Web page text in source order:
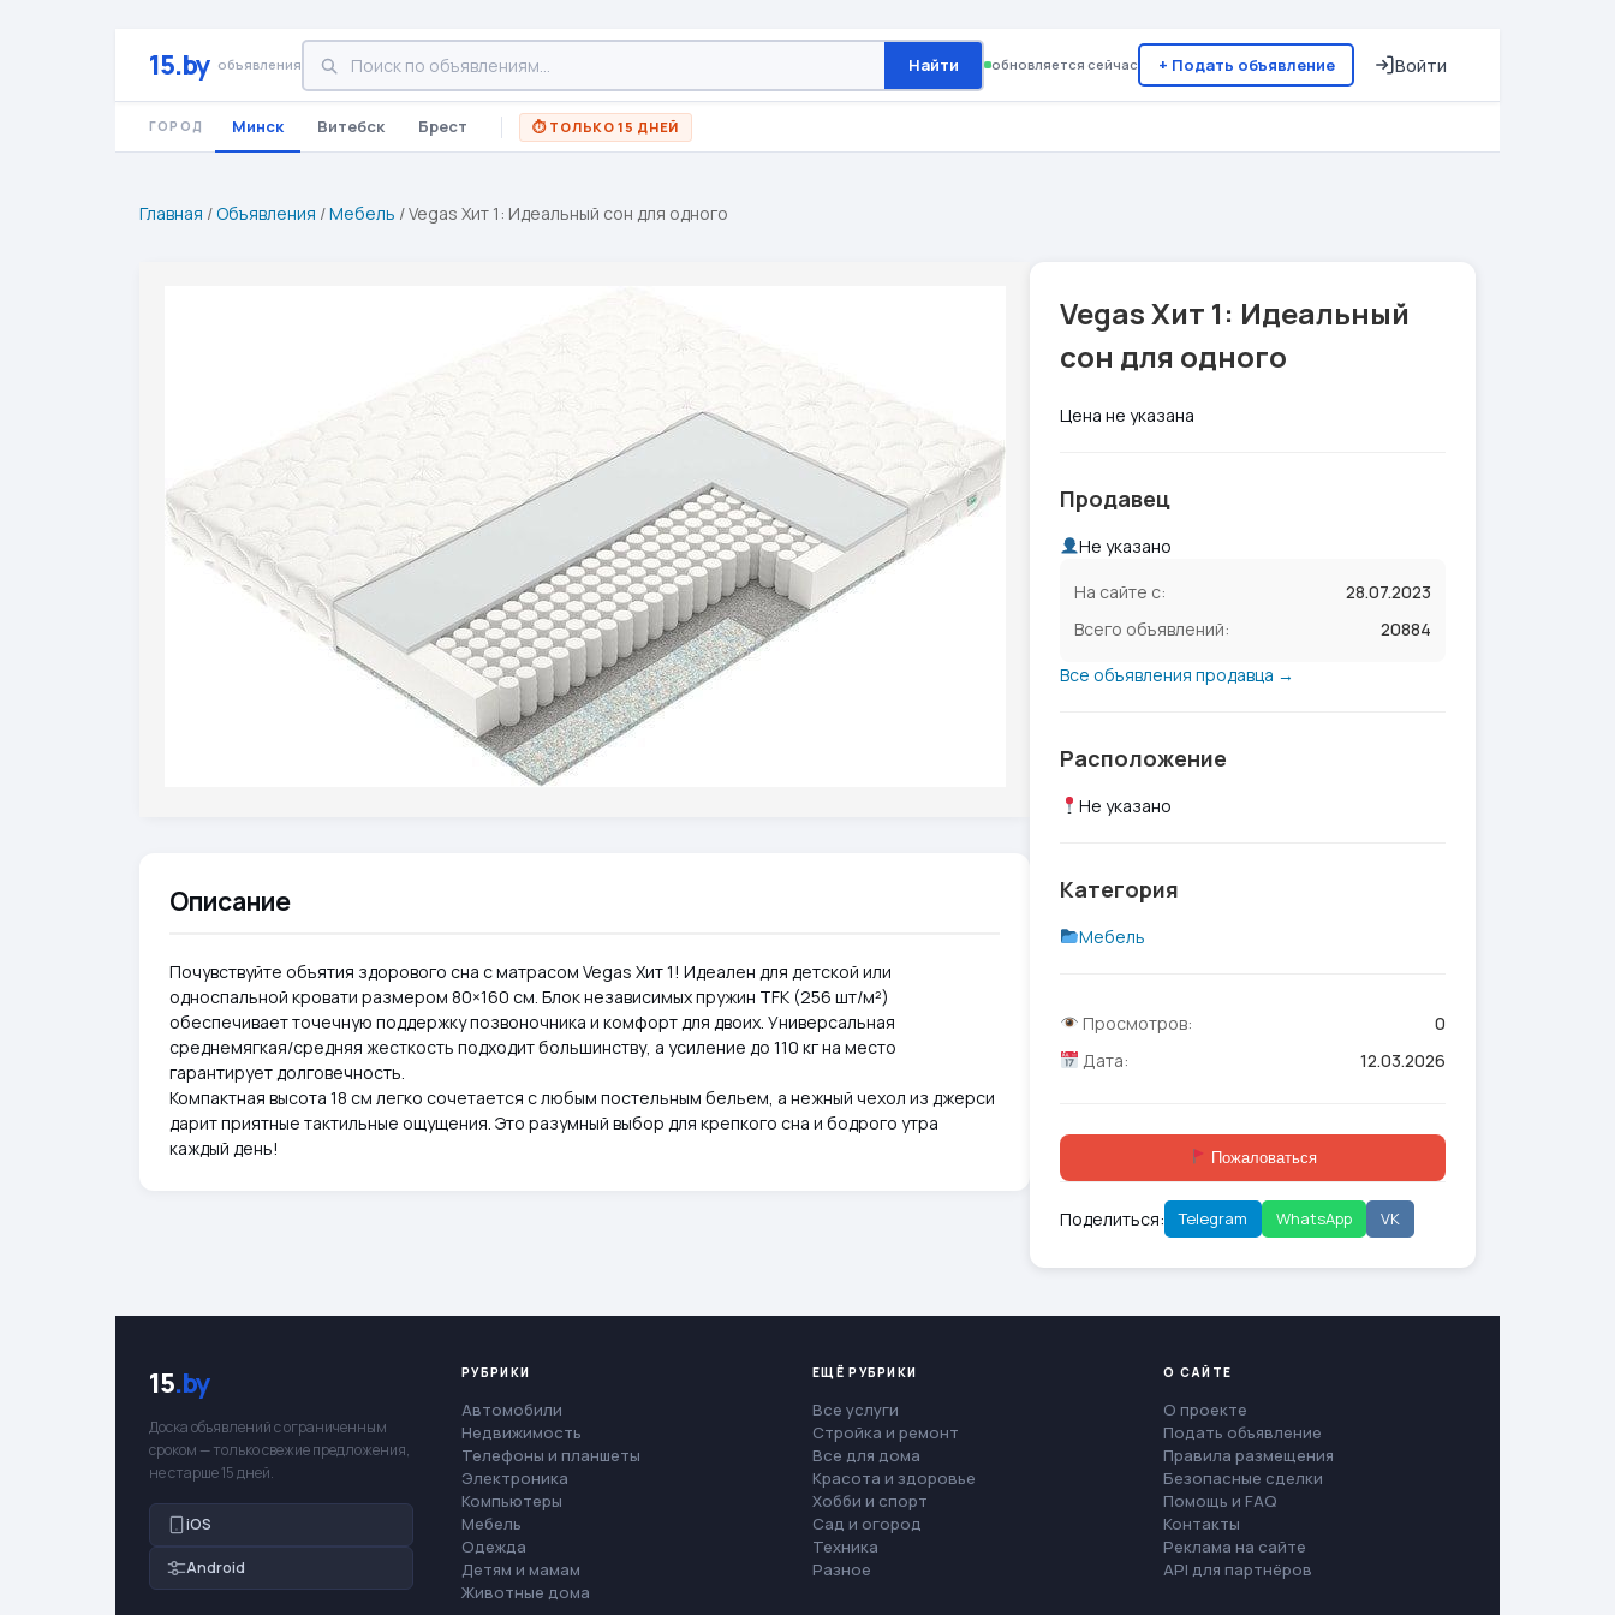
15.by объявления Найти обновляется сейчас + Подать объявление Войти
ГОРОД Минск Витебск Брест ⏱ ТОЛЬКО 15 ДНЕЙ
Главная /Объявления /Мебель /Vegas Хит 1: Идеальный сон для одного
Описание
Почувствуйте объятия здорового сна с матрасом Vegas Хит 1! Идеален для детской или
односпальной кровати размером 80×160 см. Блок независимых пружин TFK (256 шт/м²)
обеспечивает точечную поддержку позвоночника и комфорт для двоих. Универсальная
среднемягкая/средняя жесткость подходит большинству, а усиление до 110 кг на место
гарантирует долговечность.
Компактная высота 18 см легко сочетается с любым постельным бельем, а нежный чехол из джерси
дарит приятные тактильные ощущения. Это разумный выбор для крепкого сна и бодрого утра
каждый день!
Vegas Хит 1: Идеальный
сон для одного
Цена не указана
Продавец
Не указано
На сайте с:
28.07.2023
Всего объявлений:
20884
Все объявления продавца →
Расположение
Не указано
Категория
Мебель
Просмотров:
0
Дата:
12.03.2026
Пожаловаться
Поделиться: Telegram WhatsApp VK
15.by
Доска объявлений с ограниченным
сроком — только свежие предложения,
не старше 15 дней.
iOS
Android
РУБРИКИ
Автомобили
Недвижимость
Телефоны и планшеты
Электроника
Компьютеры
Мебель
Одежда
Детям и мамам
Животные дома
ЕЩЁ РУБРИКИ
Все услуги
Стройка и ремонт
Все для дома
Красота и здоровье
Хобби и спорт
Сад и огород
Техника
Разное
О САЙТЕ
О проекте
Подать объявление
Правила размещения
Безопасные сделки
Помощь и FAQ
Контакты
Реклама на сайте
API для партнёров